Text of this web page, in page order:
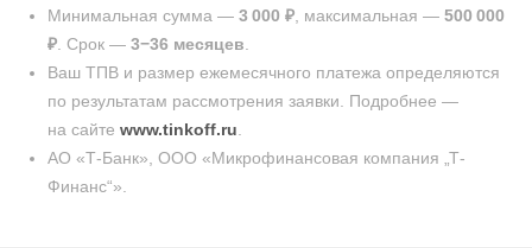
Минимальная сумма — 3 000 ₽ , максимальная — 500 000
₽ . Срок — 3−36 месяцев
Ваш ТПВ и размер ежемесячного платежа определяются
по результатам рассмотрения заявки. Подробнее —
на сайте www.tinkoff.ru
АО «Т-Банк», ООО «Микрофинансовая компания „Т-
Финанс“».